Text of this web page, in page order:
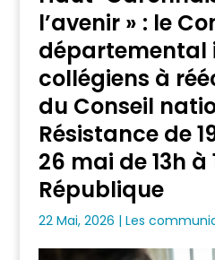
l’avenir » : le
départemental
collégiens à
du Conseil
Résistance de
26 mai de 13h
République
22 Mai, 2026 | Les